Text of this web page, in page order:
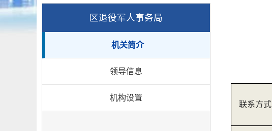
区退役军人事务局
机关简介
领导信息
机构设置
联系方式